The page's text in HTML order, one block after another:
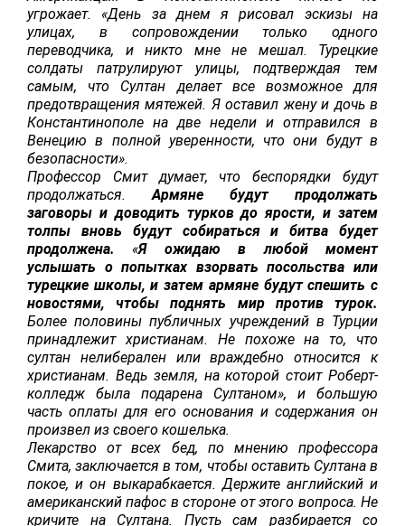
угрожает. «День за днем я рисовал эскизы на
улицах, в сопровождении только одного
переводчика, и никто мне не мешал. Турецкие
солдаты патрулируют улицы, подтверждая тем
самым, что Султан делает все возможное для
предотвращения мятежей. Я оставил жену и дочь в
Константинополе на две недели и отправился в
Венецию в полной уверенности, что они будут в
безопасности».
Профессор Смит думает, что беспорядки будут
продолжаться. Армяне будут продолжать
заговоры и доводить турков до ярости, и затем
толпы вновь будут собираться и битва будет
продолжена.
«Я ожидаю в любой момент
услышать о попытках взорвать посольства или
турецкие школы, и затем армяне будут спешить с
новостями, чтобы поднять мир против турок.
Более половины публичных учреждений в Турции
принадлежит христианам. Не похоже на то, что
султан нелиберален или враждебно относится к
христианам. Ведь земля, на которой стоит Роберт-
колледж была подарена Султаном», и большую
часть оплаты для его основания и содержания он
произвел из своего кошелька.
Лекарство от всех бед, по мнению профессора
Смита, заключается в том, чтобы оставить Султана в
покое, и он выкарабкается. Держите английский и
американский пафос в стороне от этого вопроса. Не
кричите на Султана. Пусть сам разбирается со